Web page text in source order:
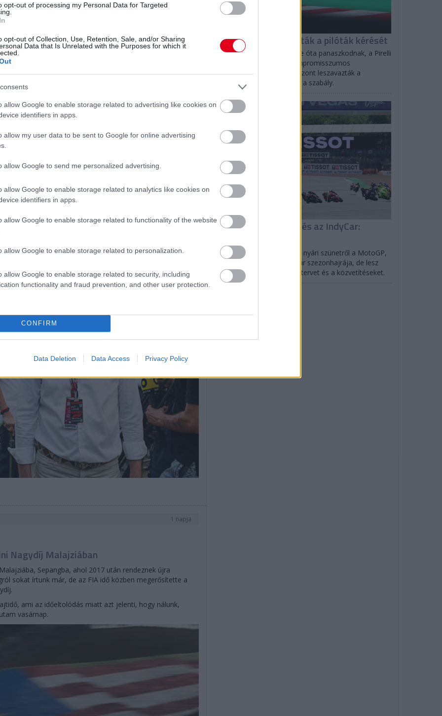
opt-out of processing my Personal Data for Targeted
opt-out of Collection, Use, Retention, Sale, and/or Sharing
Data that Is Unrelated with the Purposes for which it
allow Google to enable storage related to advertising like cookies on
identifiers in apps.
allow my user data to be sent to Google for online advertising
allow Google to send me personalized advertising.
allow Google to enable storage related to analytics like cookies on
identifiers in apps.
allow Google to enable storage related to functionality of the website
allow Google to enable storage related to personalization.
allow Google to enable storage related to security, including
functionality and fraud prevention, and other user protection.
CONFIRM
Data Deletion Data Access Privacy Policy
a McLarennél, nem borítaná fel
podcastben David Coultharddal beszélgetve
csapatfőnöke – korábbi csapattársa, a podcast egyik
Max Verstappent, ha esélye nyílna rá.
a piacon. De amit mindig látok a McLarennél, az az, hogy
egész képet. Ezt folyamatosan így csinálják, mert ez az
rendelkező csapat felépítése” – magyarázta a
válasz egyszerű: a lehető legkisebbre csökkenteném
Ha egy csapatnak két kiváló pilótája van, miért kellene
változtatna Lando Norris és Oscar Piastri kettősén, és
bajnokkal is rendelkeznek.
a McLarennél! Ez csak azt bizonyítja, hogy egyáltalán
egyszerűen jó. Bár néha nehéz eset voltál, ne
időkön.
1 napja
Nagydíj Malajziában
Sepangba, ahol 2017 után rendeznek újra
sokat írtunk már, de az FIA idő közben megerősítette a
ami az időeltolódás miatt azt jelenti, hogy nálunk,
vasárnap.
A csapatok leszavazták a pilóták kérését
A versenyzők a szezon eleje óta panaszkodnak, a Pirelli
hajlandó lett volna egy kompromisszumos
megoldásra, a csapatok viszont leszavazták a
javaslatot, így nem változik a szabály.
Visszatér a MotoGP és az IndyCar:
Silverstone-ban tér vissza a nyári szünetről a MotoGP,
Portlandban indul az IndyCar szezonhajrája, de lesz
NASCAR is: mutatjuk az időtervet és a közvetítéseket.
EGYÉB